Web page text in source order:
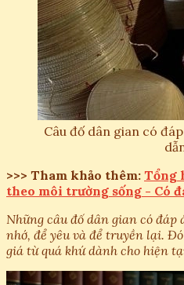
Câu đố dân gian có
>>> Tham khảo thêm: Tổng
theo môi trường sống - Có
Những câu đố dân gian có đáp
nhớ, để yêu và để truyền lại.
giá từ quá khứ dành cho hiện